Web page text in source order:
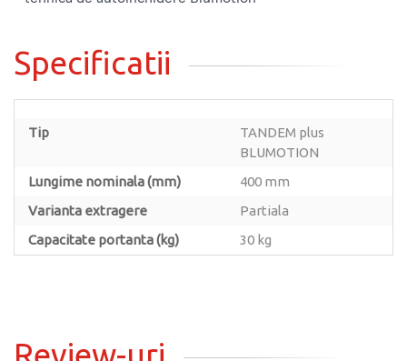
Specificatii
Tip
TANDEM plus
BLUMOTION
Lungime nominala (mm)
400 mm
Varianta extragere
Partiala
Capacitate portanta (kg)
30 kg